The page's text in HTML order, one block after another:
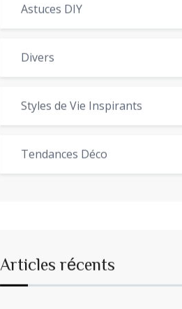
Astuces DIY
Divers
Styles de Vie Inspirants
Tendances Déco
Articles récents